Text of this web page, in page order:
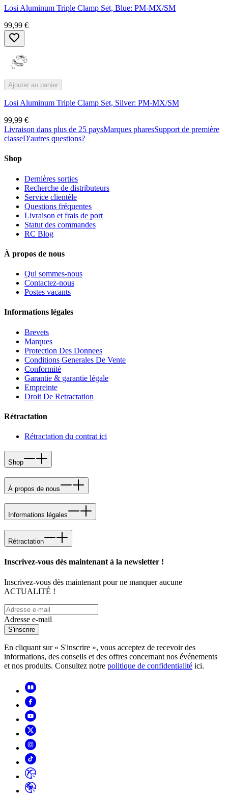
Losi Aluminum Triple Clamp Set, Blue: PM-MX/SM
99,99 €
Ajouter au panier
Losi Aluminum Triple Clamp Set, Silver: PM-MX/SM
99,99 €
Livraison dans plus de 25 paysMarques pharesSupport de première
classeD'autres questions?
Shop
Dernières sorties
Recherche de distributeurs
Service clientèle
Questions fréquentes
Livraison et frais de port
Statut des commandes
RC Blog
À propos de nous
Qui sommes-nous
Contactez-nous
Postes vacants
Informations légales
Brevets
Marques
Protection Des Donnees
Conditions Generales De Vente
Conformité
Garantie & garantie légale
Empreinte
Droit De Retractation
Rétractation
Rétractation du contrat ici
Shop
À propos de nous
Informations légales
Rétractation
Inscrivez-vous dès maintenant à la newsletter !
Inscrivez-vous dès maintenant pour ne manquer aucune
ACTUALITÉ !
Adresse e-mail
S'inscrire
En cliquant sur « S'inscrire », vous acceptez de recevoir des
informations, des conseils et des offres concernant nos événements
et nos produits. Consultez notre politique de confidentialité ici.